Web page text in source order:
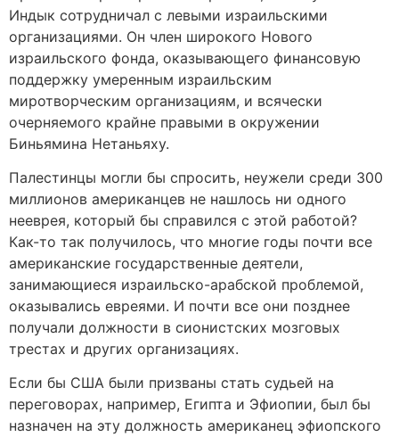
Индык сотрудничал с левыми израильскими
организациями. Он член широкого Нового
израильского фонда, оказывающего финансовую
поддержку умеренным израильским
миротворческим организациям, и всячески
очерняемого крайне правыми в окружении
Биньямина Нетаньяху.
Палестинцы могли бы спросить, неужели среди 300
миллионов американцев не нашлось ни одного
нееврея, который бы справился с этой работой?
Как-то так получилось, что многие годы почти все
американские государственные деятели,
занимающиеся израильско-арабской проблемой,
оказывались евреями. И почти все они позднее
получали должности в сионистских мозговых
трестах и других организациях.
Если бы США были призваны стать судьей на
переговорах, например, Египта и Эфиопии, был бы
назначен на эту должность американец эфиопского